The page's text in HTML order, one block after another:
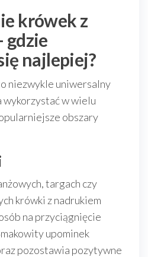
krówek z
gdzie
najlepiej?
niezwykle uniwersalny
wykorzystać w wielu
obszary
targach czy
krówki z nadrukiem
na przyciągnięcie
upominek
pozostawia pozytywne